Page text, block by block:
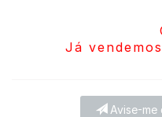
Já
Avise-